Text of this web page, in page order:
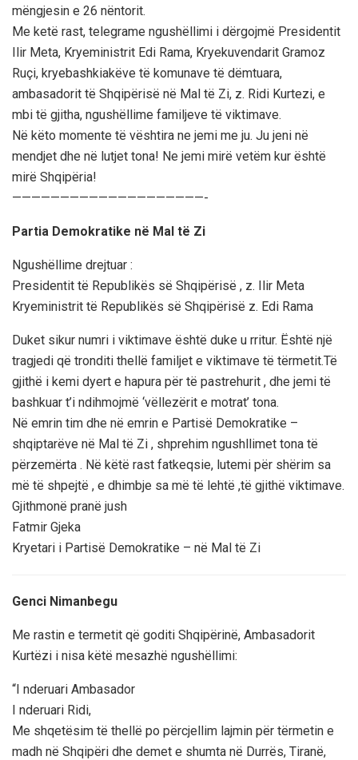
mëngjesin e 26 nëntorit.
Me ketë rast, telegrame ngushëllimi i dërgojmë Presidentit
Ilir Meta, Kryeministrit Edi Rama, Kryekuvendarit Gramoz
Ruçi, kryebashkiakëve të komunave të dëmtuara,
ambasadorit të Shqipërisë në Mal të Zi, z. Ridi Kurtezi, e
mbi të gjitha, ngushëllime familjeve të viktimave.
Në këto momente të vështira ne jemi me ju. Ju jeni në
mendjet dhe në lutjet tona! Ne jemi mirë vetëm kur është
mirë Shqipëria!
————————————————————-
Partia Demokratike në Mal të Zi
Ngushëllime drejtuar :
Presidentit të Republikës së Shqipërisë , z. Ilir Meta
Kryeministrit të Republikës së Shqipërisë z. Edi Rama
Duket sikur numri i viktimave është duke u rritur. Është një
tragjedi që tronditi thellë familjet e viktimave të tërmetit.Të
gjithë i kemi dyert e hapura për të pastrehurit , dhe jemi të
bashkuar t’i ndihmojmë ‘vëllezërit e motrat’ tona.
Në emrin tim dhe në emrin e Partisë Demokratike –
shqiptarëve në Mal të Zi , shprehim ngushllimet tona të
përzemërta . Në këtë rast fatkeqsie, lutemi për shërim sa
më të shpejtë , e dhimbje sa më të lehtë ,të gjithë viktimave.
Gjithmonë pranë jush
Fatmir Gjeka
Kryetari i Partisë Demokratike – në Mal të Zi
Genci Nimanbegu
Me rastin e termetit që goditi Shqipërinë, Ambasadorit
Kurtëzi i nisa këtë mesazhë ngushëllimi:
“I nderuari Ambasador
I nderuari Ridi,
Me shqetësim të thellë po përcjellim lajmin për tërmetin e
madh në Shqipëri dhe demet e shumta në Durrës, Tiranë,